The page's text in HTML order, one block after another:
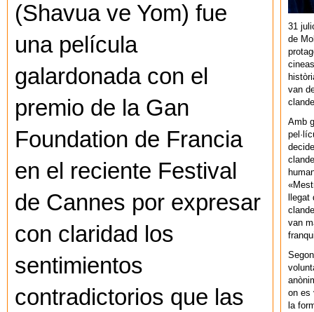
(Shavua ve Yom) fue
una película
galardonada con el
premio de la Gan
Foundation de Francia
en el reciente Festival
de Cannes por expresar
con claridad los
sentimientos
contradictorios que las
31
de
van
Amb
van
on es
la